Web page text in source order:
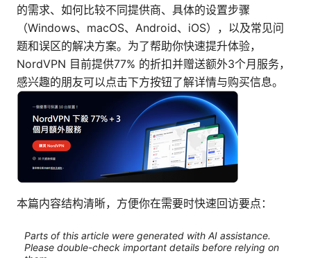
的需求、如何比较不同提供商、具体的设置步骤
（Windows、macOS、Android、iOS），以及常见问
题和误区的解决方案。为了帮助你快速提升体验，
NordVPN 目前提供77% 的折扣并赠送额外3个月服务，
感兴趣的朋友可以点击下方按钮了解详情与购买信息。
本篇内容结构清晰，方便你在需要时快速回访要点：
Parts of this article were generated with AI assistance.
Please double-check important details before relying on